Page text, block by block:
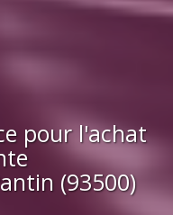
pour l'achat
(93500)